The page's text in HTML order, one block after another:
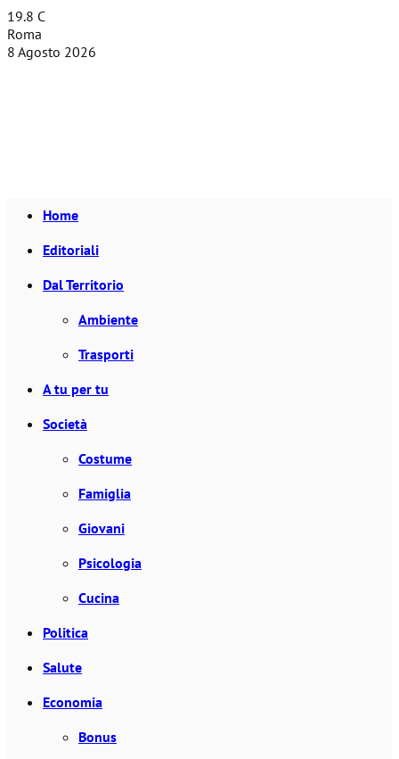
19.8 C
Roma
8 Agosto 2026
Home
Editoriali
Dal Territorio
Ambiente
Trasporti
A tu per tu
Società
Costume
Famiglia
Giovani
Psicologia
Cucina
Politica
Salute
Economia
Bonus